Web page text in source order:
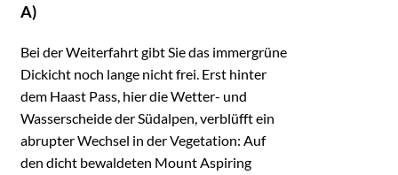
A)
Bei der Weiterfahrt gibt Sie das immergrüne
Dickicht noch lange nicht frei. Erst hinter
dem Haast Pass, hier die Wetter- und
Wasserscheide der Südalpen, verblüfft ein
abrupter Wechsel in der Vegetation: Auf
den dicht bewaldeten Mount Aspiring